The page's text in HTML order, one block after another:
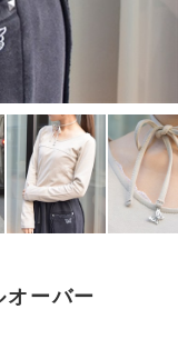
ーバー